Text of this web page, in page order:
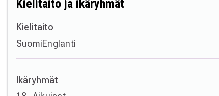
Kielitaito ja ikäryhmät
Kielitaito
SuomiEnglanti
Ikäryhmät